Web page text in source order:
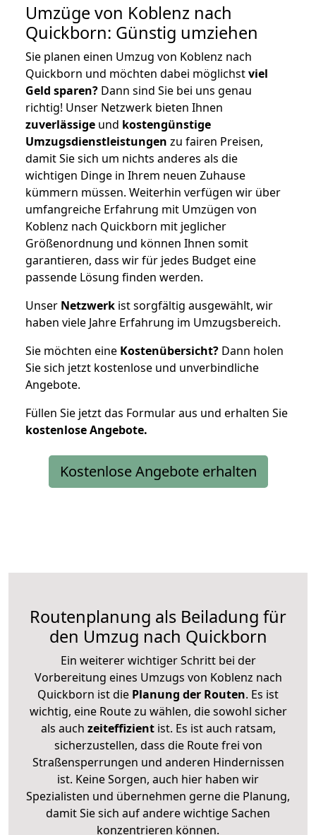
Umzüge von Koblenz nach
Quickborn: Günstig umziehen
Sie planen einen Umzug von Koblenz nach
Quickborn und möchten dabei möglichstviel
Geld sparen? Dann sind Sie bei uns genau
richtig! Unser Netzwerk bieten Ihnen
zuverlässige und kostengünstige
Umzugsdienstleistungen zu fairen Preisen,
damit Sie sich um nichts anderes als die
wichtigen Dinge in Ihrem neuen Zuhause
kümmern müssen. Weiterhin verfügen wir über
umfangreiche Erfahrung mit Umzügen von
Koblenz nach Quickborn mit jeglicher
Größenordnung und können Ihnen somit
garantieren, dass wir für jedes Budget eine
passende Lösung finden werden.
Unser Netzwerk ist sorgfältig ausgewählt, wir
haben viele Jahre Erfahrung im Umzugsbereich.
Sie möchten eine Kostenübersicht? Dann holen
Sie sich jetzt kostenlose und unverbindliche
Angebote.
Füllen Sie jetzt das Formular aus und erhalten Sie
kostenloseAngebote.
Kostenlose Angebote erhalten
Routenplanung als Beiladung für
den Umzug nach Quickborn
Ein weiterer wichtiger Schritt bei der
Vorbereitung eines Umzugs von Koblenz nach
Quickborn ist die Planung der Routen. Es ist
wichtig, eine Route zu wählen, die sowohl sicher
als auch zeiteffizientist. Es ist auch ratsam,
sicherzustellen, dass die Route frei von
Straßensperrungen und anderen Hindernissen
ist. Keine Sorgen, auch hier haben wir
Spezialisten und übernehmen gerne die Planung,
damit Sie sich auf andere wichtige Sachen
konzentrieren können.